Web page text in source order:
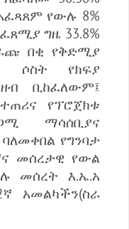
የውሉ 8%
ግዜ 33.8%
በቂ የቅድሚያ
ሶስት የክፍያ
ቢከፈለውም፤
የፕሮጀክቱ
ማሳሰቢያና
የግንባታ
መሰረታዊ የውል
መሰረት እ.ኤ.አ
አመልካችን(ስራ